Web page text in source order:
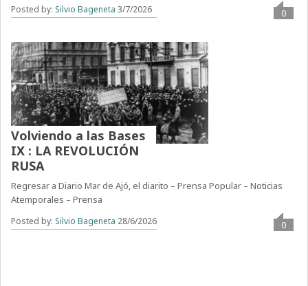
Posted by: Silvio Bageneta 3/7/2026 0
Volviendo a las Bases
IX : LA REVOLUCIÓN
RUSA
Regresar a Diario Mar de Ajó, el diarito – Prensa Popular – Noticias
Atemporales – Prensa
Posted by: Silvio Bageneta 28/6/2026 0